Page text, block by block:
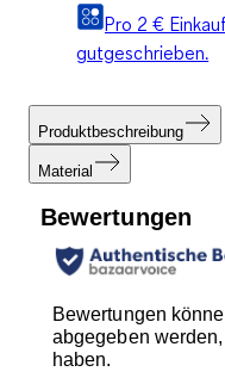
Pro 2 €
gutgeschrieben.
Produktbeschreibung
Material
Bewertungen
Bewertungen
abgegeben
haben.